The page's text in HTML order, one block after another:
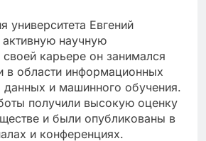
университета Евгений
научную
своей карьере он занимался
в области информационных
данных и машинного обучения.
получили высокую оценку
и были опубликованы в
и конференциях.